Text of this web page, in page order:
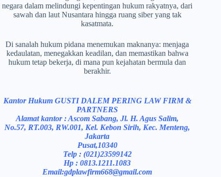
negara dalam melindungi kepentingan hukum rakyatnya, dari
sawah dan laut Nusantara hingga ruang siber yang tak
kasatmata.
Di sanalah hukum pidana menemukan maknanya: menjaga
kedaulatan, menegakkan keadilan, dan memastikan bahwa
hukum tetap bekerja, di mana pun kejahatan bermula dan
berakhir.
Kantor Hukum GUSTI DALEM PERING LAW FIRM &
PARTNERS
Alamat kantor : Ascom Sabang, Jl. H. Agus Salim,
No.57, RT.003, RW.001, Kel. Kebon Sirih, Kec. Menteng,
Jakarta
Pusat,10340
Telp : (021)23599142
Hp : 0813.1211.1083
Email:gdplawfirm668@gmail.com